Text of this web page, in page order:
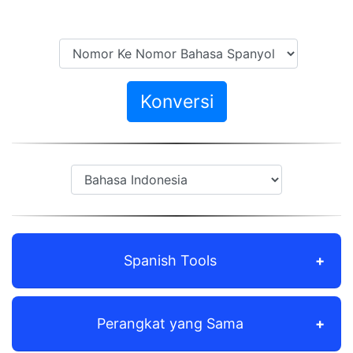
Konversi
Spanish Tools
Perangkat yang Sama